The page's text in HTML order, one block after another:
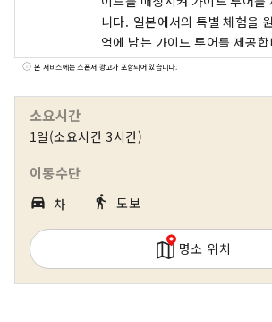
니다. 일본에서의 특별 체험을
억에 남는 가이드 투어를 제공
을 전세계 여러분에게
본 서비스에는 스폰서 광고가 포함되어 있습니다.
소요시간
1일(소요시간 3시간)
이동수단
directions_car_filled 차 ｜ directions_walk 도보
명소 위치